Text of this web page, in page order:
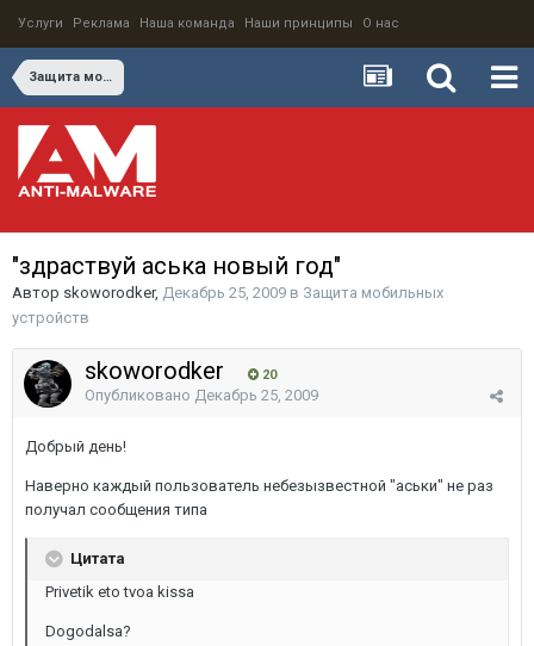
Услуги Реклама Наша команда Наши принципы О нас
Защита мобильных устройств
"здраствуй аська новый год"
Автор skoworodker, Декабрь 25, 2009 в Защита мобильных
устройств
skoworodker 20
Опубликовано Декабрь 25, 2009
Добрый день!
Наверно каждый пользователь небезызвестной "аськи" не раз
получал сообщения типа
Цитата
Privetik eto tvoa kissa
Dogodalsa?